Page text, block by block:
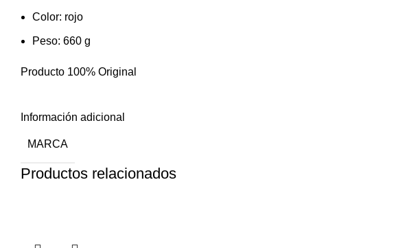
Color: rojo
Peso: 660 g
Producto 100% Original
Información adicional
MARCA
Productos relacionados